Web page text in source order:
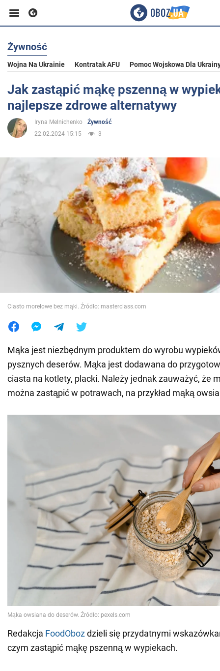
Biznes
Sport
Rozrywka
Polityka
Społeczeństwo
Wojna na Ukrainie
Jedzenie
Żywność
Wojna Na Ukrainie Kontratak AFU Pomoc Wojskowa Dla
Jak zastąpić mąkę pszenną w
najlepsze zdrowe alternatywy
Iryna Melnichenko
Żywność
22.02.2024 15:15
3
Ciasto morelowe bez mąki. Źródło: masterclass.com
Mąka jest niezbędnym produktem do wyrobu
pysznych deserów. Mąka jest dodawana do
ciasta na kotlety, placki. Należy jednak zauważyć, że
można zastąpić w potrawach, na przykład mąką
Redakcja FoodObozdzieli się przydatnymi
czym zastąpić mąkę pszenną w wypiekach.